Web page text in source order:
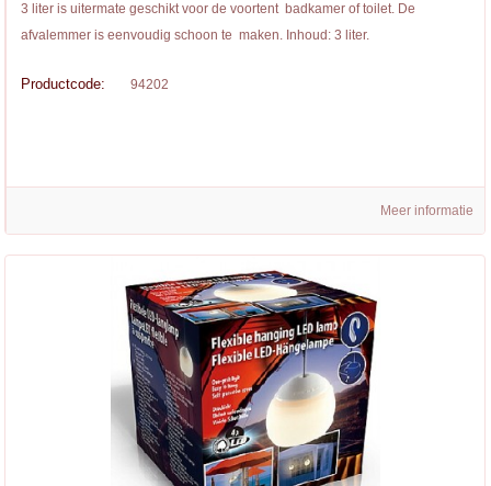
3 liter is uitermate geschikt voor de voortent badkamer of toilet. De
afvalemmer is eenvoudig schoon te maken. Inhoud: 3 liter.
Productcode: 94202
Meer informatie